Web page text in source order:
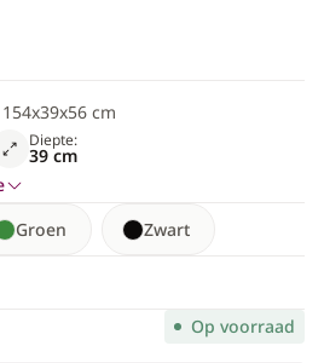
154x39x56 cm
Diepte:
39 cm
Groen Zwart
Op voorraad